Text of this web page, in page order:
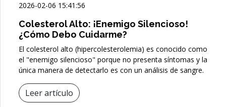
2026-02-06 15:41:56
Colesterol Alto: ¡Enemigo Silencioso!
¿Cómo Debo Cuidarme?
El colesterol alto (hipercolesterolemia) es conocido como
el "enemigo silencioso" porque no presenta síntomas y la
única manera de detectarlo es con un análisis de sangre.
Leer artículo